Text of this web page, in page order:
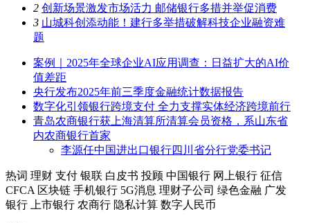
2 创新场景激发市场活力 邮储银行多措并举促消费
3 山城科创添动能！建行多举措破解科技企业融资难
题
案例｜2025年全球企业AI应用调查：日益扩大的AI价
值差距
央行发布2025年前三季度金融统计数据报告
数字化引领银行跨境支付 全力支撑实体经济跨境前行
青岛农商银行获上海清算所清算会员资格，系山东省
内农商银行首家
李源任中国进出口银行四川省分行党委书记
热词 理财 支付 银联 白皮书 投顾 中国银行 网上银行 征信
CFCA 区块链 手机银行 5G消息 理财子公司 绿色金融 广发
银行
上市银行 农商行 隐私计算 数字人民币